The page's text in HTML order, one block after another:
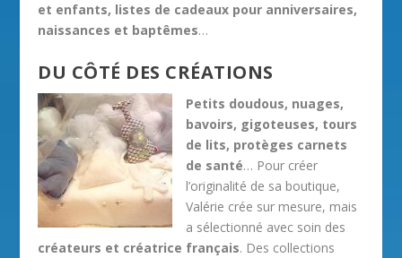
et enfants, listes de cadeaux pour anniversaires,
naissances et baptêmes…
DU CÔTÉ DES CRÉATIONS
Petits doudous, nuages,
bavoirs, gigoteuses, tours
de lits, protèges carnets
de santé… Pour créer
l’originalité de sa boutique,
Valérie crée sur mesure, mais
a sélectionné avec soin des
créateurs et créatrice français. Des collections